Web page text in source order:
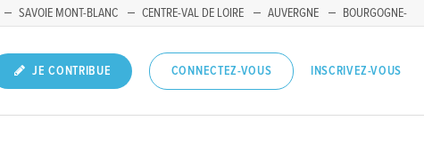
SAVOIE MONT-BLANC CENTRE-VAL DE LOIRE AUVERGNE
BOURGOGNE-
JE CONTRIBUE CONNECTEZ-VOUS INSCRIVEZ-VOUS